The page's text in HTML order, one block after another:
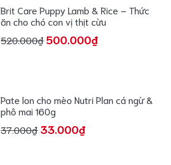
Brit Care Puppy Lamb & Rice – Thức
ăn cho chó con vị thịt cừu
520.000₫500.000₫
Pate lon cho mèo Nutri Plan cá ngừ &
phô mai 160g
37.000₫33.000₫